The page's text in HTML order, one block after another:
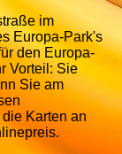
im
Europa-Park's
den Europa-
Vorteil: Sie
Sie am
Karten an